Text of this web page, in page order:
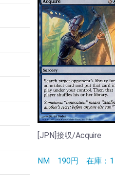
[JPN]接収/Acquire
NM 190円 在庫：1